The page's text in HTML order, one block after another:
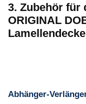
3. Zubehör für
ORIGINAL
Abhänger-